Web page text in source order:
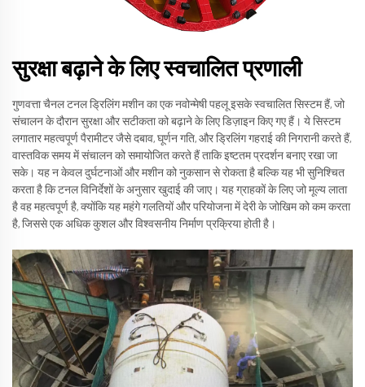
सुरक्षा बढ़ाने के लिए स्वचालित प्रणाली
गुणवत्ता चैनल टनल ड्रिलिंग मशीन का एक नवोन्मेषी पहलू इसके स्वचालित सिस्टम हैं, जो
संचालन के दौरान सुरक्षा और सटीकता को बढ़ाने के लिए डिज़ाइन किए गए हैं। ये सिस्टम
लगातार महत्वपूर्ण पैरामीटर जैसे दबाव, घूर्णन गति, और ड्रिलिंग गहराई की निगरानी करते हैं,
वास्तविक समय में संचालन को समायोजित करते हैं ताकि इष्टतम प्रदर्शन बनाए रखा जा
सके। यह न केवल दुर्घटनाओं और मशीन को नुकसान से रोकता है बल्कि यह भी सुनिश्चित
करता है कि टनल विनिर्देशों के अनुसार खुदाई की जाए। यह ग्राहकों के लिए जो मूल्य लाता
है वह महत्वपूर्ण है, क्योंकि यह महंगे गलतियों और परियोजना में देरी के जोखिम को कम करता
है, जिससे एक अधिक कुशल और विश्वसनीय निर्माण प्रक्रिया होती है।